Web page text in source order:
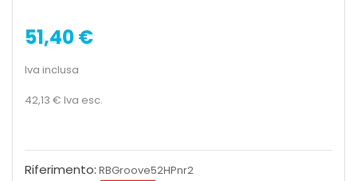
51,40 €
Iva inclusa
42,13 € Iva esc.
Riferimento: RBGroove52HPnr2